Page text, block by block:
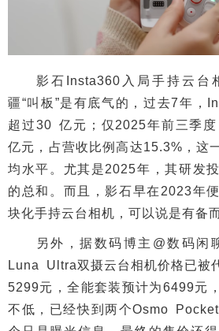
影石Insta360入局手持云台
疆“叫板”是有底气的，过去7年，
超过30 亿元；仅2025年前三季
亿元，占营收比例高达15.3%，这
均水平。尤其是2025年，其研发
的总和。而且，影石早在2023年
块化手持云台相机，可以说是有备而
另外，据数码博主@数码闲
Luna Ultra双摄云台相机价格已被
5299元，全能套装预计为6499元
不低，已经快到两个Osmo